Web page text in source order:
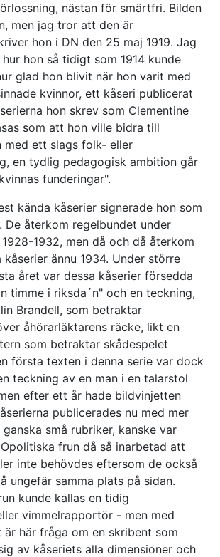
nästan för smärtfri. Bilden
men jag tror att den är
hon i DN den 25 maj 1919. Jag
hon så tidigt som 1914 kunde
glad hon blivit när hon varit med
kvinnor, ett kåseri publicerat
hon skrev som Clementine
som att hon ville bidra till
med ett slags folk- eller
en tydlig pedagogisk ambition går
funderingar".
kända kåserier signerade hon som
De återkom regelbundet under
1932, men då och då återkom
kåserier ännu 1934. Under större
året var dessa kåserier försedda
timme i riksda´n" och en teckning,
Brandell, som betraktar
åhörarläktarens räcke, likt en
som betraktar skådespelet
första texten i denna serie var dock
teckning av en man i en talarstol
efter ett år hade bildvinjetten
publicerades nu med mer
små rubriker, kanske var
frun då så inarbetad att
inte behövdes eftersom de också
ungefär samma plats på sidan.
kunde kallas en tidig
vimmelrapportör - men med
här fråga om en skribent som
av kåseriets alla dimensioner och